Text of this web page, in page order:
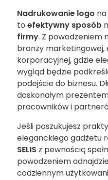
Nadrukowanie logo
to efektywny sposób
firmy. Z powodzeniem
branży marketingowej,
korporacyjnej, gdzie
wygląd będzie
podejście do biznesu.
doskonałym
pracowników i
Jeśli poszukujesz
eleganckiego gadżetu
SELIS z pewnością
powodzeniem
codziennym